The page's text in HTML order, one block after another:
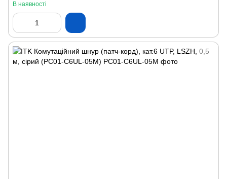
В наявності